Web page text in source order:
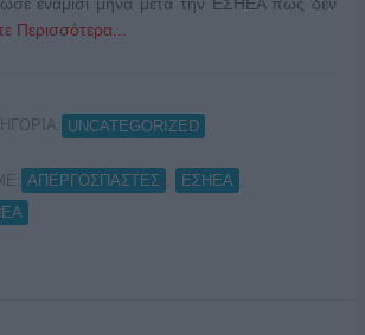
Περισσότερα...
UNCATEGORIZED
ΑΠΕΡΓΟΣΠΑΣΤΕΣ ΕΣΗΕΑ